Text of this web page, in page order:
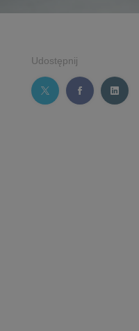
Udostępnij